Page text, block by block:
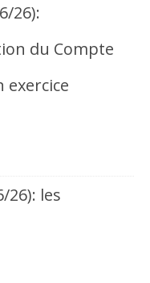
26):
du Compte
exercice
26): les